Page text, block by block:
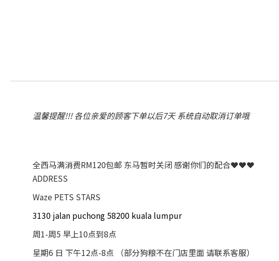
温馨提醒!!! 各位亲爱的顾客下单以后7天 系统自动取消订单哦
全西马满消费RM120包邮 东马暂时关闭 感谢你们的配合❤❤❤
ADDRESS
Waze PETS STARS
3130 jalan puchong 58200 kuala lumpur
周1-周5 早上10点到8点
星期6 日 下午12点-8点 （部分狗粮不在门店里面 请联系客服）